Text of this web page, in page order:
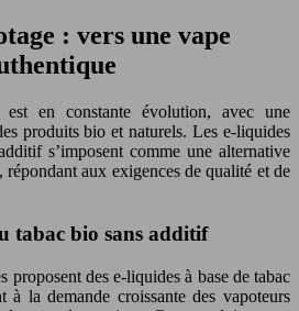
: vers une vape
en constante évolution, avec une
produits bio et naturels. Les e-liquides
s’imposent comme une alternative
répondant aux exigences de qualité et de
tabac bio sans additif
proposent des e-liquides à base de tabac
à la demande croissante des vapoteurs